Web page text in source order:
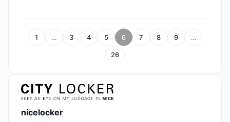
1 … 3 4 5 6 7 8 9 …
26
nicelocker